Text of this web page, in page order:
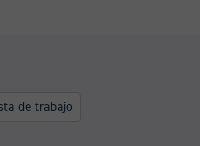
de trabajo